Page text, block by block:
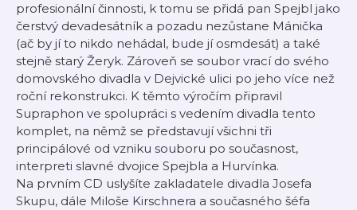
profesionální činnosti, k tomu se přidá pan Spejbl jako
čerstvý devadesátník a pozadu nezůstane Mánička
(ač by jí to nikdo nehádal, bude jí osmdesát) a také
stejně starý Žeryk. Zároveň se soubor vrací do svého
domovského divadla v Dejvické ulici po jeho více než
roční rekonstrukci. K těmto výročím připravil
Supraphon ve spolupráci s vedením divadla tento
komplet, na němž se představují všichni tři
principálové od vzniku souboru po současnost,
interpreti slavné dvojice Spejbla a Hurvínka.
Na prvním CD uslyšíte zakladatele divadla Josefa
Skupu, dále Miloše Kirschnera a současného šéfa